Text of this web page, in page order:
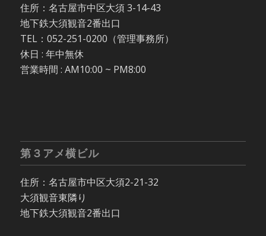
住所：名古屋市中区大須 3-14-43
地下鉄大須観音2番出口
TEL：052-251-0200（管理事務所）
休日 : 年中無休
営業時間 : AM10:00 ~ PM8:00
第３アメ横ビル
住所：名古屋市中区大須2-21-32
大須観音東隣り
地下鉄大須観音2番出口